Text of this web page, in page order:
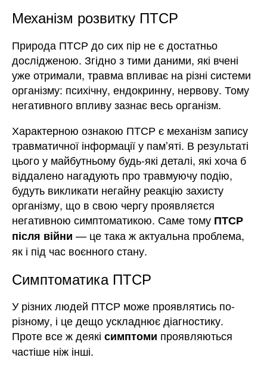
Механізм розвитку ПТСР
Природа ПТСР до сих пір не є достатньо
дослідженою. Згідно з тими даними, які вчені
уже отримали, травма впливає на різні системи
організму: психічну, ендокринну, нервову. Тому
негативного впливу зазнає весь організм.
Характерною ознакою ПТСР є механізм запису
травматичної інформації у памʼяті. В результаті
цього у майбутньому будь-які деталі, які хоча б
віддалено нагадують про травмуючу подію,
будуть викликати негайну реакцію захисту
організму, що в свою чергу проявляєтся
негативною симптоматикою. Саме тому ПТСР
після війни — це така ж актуальна проблема,
як і під час воєнного стану.
Симптоматика ПТСР
У різних людей ПТСР може проявлятись по-
різному, і це дещо ускладнює діагностику.
Проте все ж деякі симптоми проявляються
частіше ніж інші.